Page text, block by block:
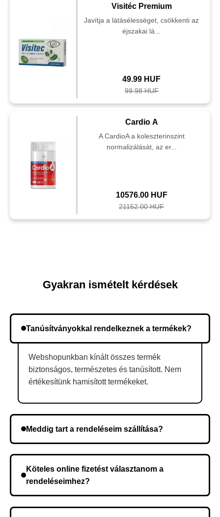
Visitéc Premium
Javítja a látásélességet, csökkenti az
éjszakai lá...
49.99 HUF
99.98 HUF
Cardio A
A CardioA a koleszterinszint
normalizálását, az er...
10576.00 HUF
21152.00 HUF
Gyakran ismételt kérdések
Tanúsítványokkal rendelkeznek a termékek?
Webshopunkban kínált összes termék
biztonságos, természetes és tanúsított. Nem
értékesítünk hamisított termékeket.
Meddig tart a rendeléseim szállítása?
kerül, és ez az időtartam függ a szállítási címtől.
Köteles online fizetést választanom a
rendeléseimhez?